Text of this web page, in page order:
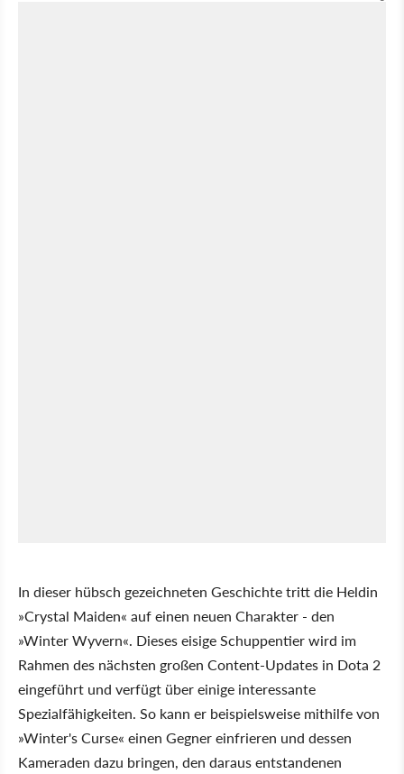
In dieser hübsch gezeichneten Geschichte tritt die Heldin
»Crystal Maiden« auf einen neuen Charakter - den
»Winter Wyvern«. Dieses eisige Schuppentier wird im
Rahmen des nächsten großen Content-Updates in Dota 2
eingeführt und verfügt über einige interessante
Spezialfähigkeiten. So kann er beispielsweise mithilfe von
»Winter's Curse« einen Gegner einfrieren und dessen
Kameraden dazu bringen, den daraus entstandenen